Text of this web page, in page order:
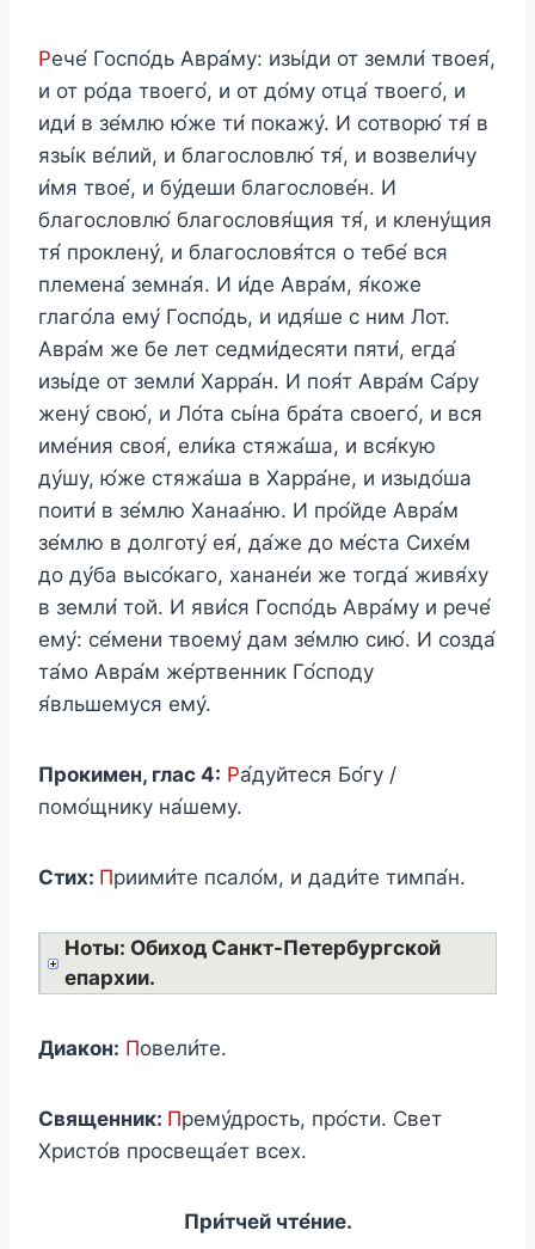
Рече́ Госпо́дь Авра́му: изы́ди от земли́ твоея́,
и от ро́да твоего́, и от до́му отца́ твоего́, и
иди́ в зе́млю ю́же ти́ покажу́. И сотворю́ тя́ в
язы́к ве́лий, и благословлю́ тя́, и возвели́чу
и́мя твое́, и бу́деши благослове́н. И
благословлю́ благословя́щия тя́, и клену́щия
тя́ проклену́, и благословя́тся о тебе́ вся
племена́ земна́я. И и́де Авра́м, я́коже
глаго́ла ему́ Госпо́дь, и идя́ше с ним Лот.
Авра́м же бе лет седми́десяти пяти́, егда́
изы́де от земли́ Харра́н. И поя́т Авра́м Са́ру
жену́ свою́, и Ло́та сы́на бра́та своего́, и вся
име́ния своя́, ели́ка стяжа́ша, и вся́кую
ду́шу, ю́же стяжа́ша в Харра́не, и изыдо́ша
поити́ в зе́млю Ханаа́ню. И про́йде Авра́м
зе́млю в долготу́ ея́, да́же до ме́ста Сихе́м
до ду́ба высо́каго, ханане́и же тогда́ живя́ху
в земли́ той. И яви́ся Госпо́дь Авра́му и рече́
ему́: се́мени твоему́ дам зе́млю сию́. И созда́
та́мо Авра́м же́ртвенник Го́споду
я́вльшемуся ему́.
Прокимен, глас 4: Ра́дуйтеся Бо́гу /
помо́щнику на́шему.
Стих: Приими́те псало́м, и дади́те тимпа́н.
Ноты: Обиход Санкт-Петербургской
епархии.
Диакон: Повели́те.
Священник: Прему́дрость, про́сти. Свет
Христо́в просвеща́ет всех.
При́тчей чте́ние.